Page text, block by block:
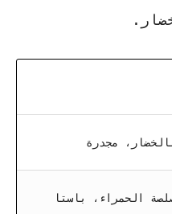
مجدرة
الحمراء، باستا